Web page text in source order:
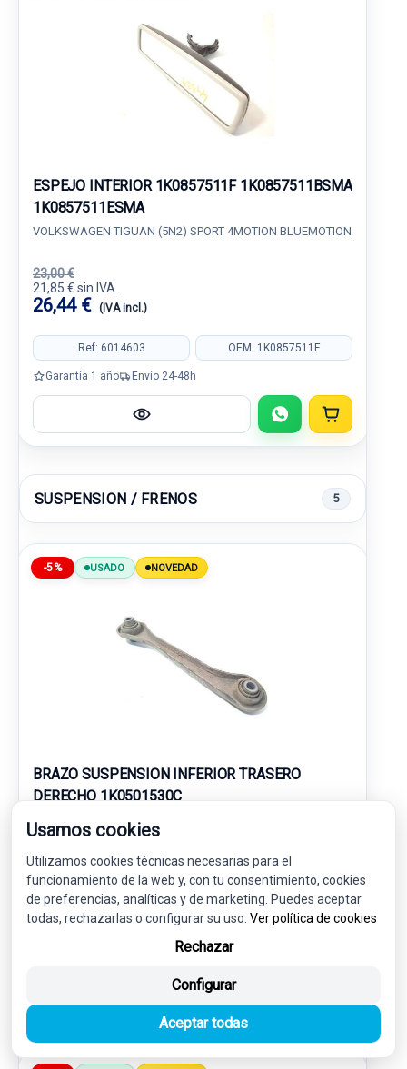
ESPEJO INTERIOR 1K0857511F 1K0857511BSMA
1K0857511ESMA
VOLKSWAGEN TIGUAN (5N2) SPORT 4MOTION BLUEMOTION
23,00 €
21,85 € sin IVA.
26,44 € (IVA incl.)
Ref: 6014603 OEM: 1K0857511F
Garantía 1 año Envío 24-48h
SUSPENSION / FRENOS 5
-5% USADO NOVEDAD
BRAZO SUSPENSION INFERIOR TRASERO
DERECHO 1K0501530C
VOLKSWAGEN TIGUAN (5N2) SPORT 4MOTION BLUEMOTION
19,00 €
18,05 € sin IVA.
21,84 € (IVA incl.)
Usamos cookies
Utilizamos cookies técnicas necesarias para el
funcionamiento de la web y, con tu consentimiento, cookies
de preferencias, analíticas y de marketing. Puedes aceptar
todas, rechazarlas o configurar su uso. Ver política de cookies
Rechazar
Configurar
Aceptar todas